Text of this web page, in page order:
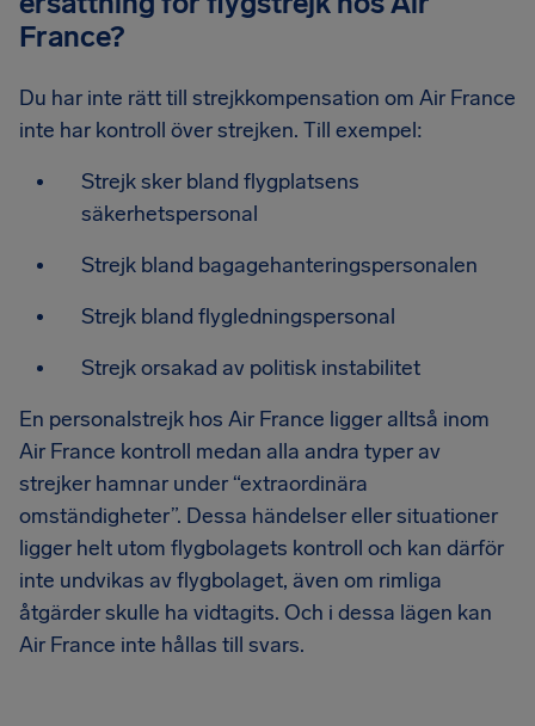
France?
Du har inte rätt till strejkkompensation om Air France
inte har kontroll över strejken. Till exempel:
Strejk sker bland flygplatsens
säkerhetspersonal
Strejk bland bagagehanteringspersonalen
Strejk bland flygledningspersonal
Strejk orsakad av politisk instabilitet
En personalstrejk hos Air France ligger alltså inom
Air France kontroll medan alla andra typer av
strejker hamnar under “extraordinära
omständigheter”. Dessa händelser eller situationer
ligger helt utom flygbolagets kontroll och kan därför
inte undvikas av flygbolaget, även om rimliga
åtgärder skulle ha vidtagits. Och i dessa lägen kan
Air France inte hållas till svars.